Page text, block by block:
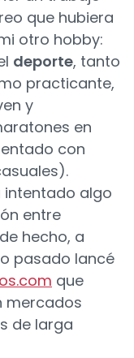
que hubiera
otro hobby:
deporte, tanto
practicante,
y
en
con
intentado algo
entre
hecho, a
pasado lancé
que
mercados
de larga